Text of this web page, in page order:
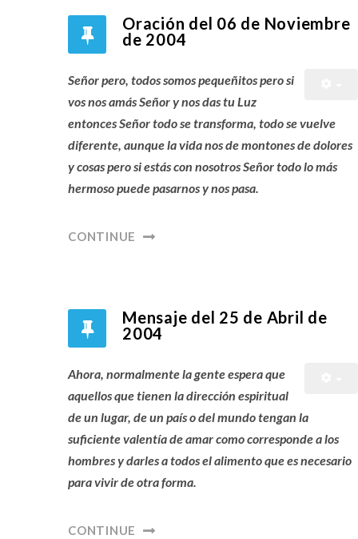
Oración del 06 de Noviembre
de 2004
Señor pero, todos somos pequeñitos pero si
vos nos amás Señor y nos das tu Luz
entonces Señor todo se transforma, todo se vuelve
diferente, aunque la vida nos de montones de dolores
y cosas pero si estás con nosotros Señor todo lo más
hermoso puede pasarnos y nos pasa.
CONTINUE
Mensaje del 25 de Abril de
2004
Ahora, normalmente la gente espera que
aquellos que tienen la dirección espiritual
de un lugar, de un país o del mundo tengan la
suficiente valentía de amar como corresponde a los
hombres y darles a todos el alimento que es necesario
para vivir de otra forma.
CONTINUE